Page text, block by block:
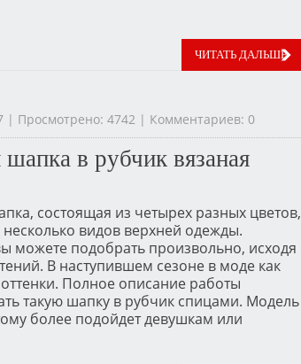
ЧИТАТЬ ДАЛЬШЕ
| Просмотрено: 4742 | Комментариев: 0
шапка в рубчик вязаная
состоящая из четырех разных цветов,
видов верхней одежды.
можете подобрать произвольно, исходя
В наступившем сезоне в моде как
Полное описание работы
такую шапку в рубчик спицами. Модель
более подойдет девушкам или